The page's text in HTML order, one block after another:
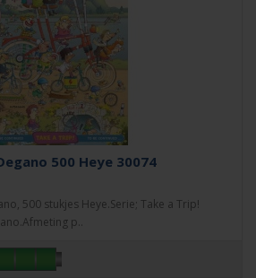
500 Heye 30074
500 stukjes Heye.Serie; Take a Trip!
p..